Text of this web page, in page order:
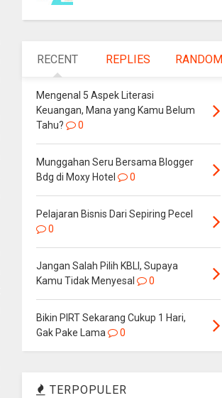
RECENT REPLIES RANDOM
Mengenal 5 Aspek Literasi
Keuangan, Mana yang Kamu Belum
Tahu?
0
Munggahan Seru Bersama Blogger
Bdg di Moxy Hotel
0
Pelajaran Bisnis Dari Sepiring Pecel
0
Jangan Salah Pilih KBLI, Supaya
Kamu Tidak Menyesal
0
Bikin PIRT Sekarang Cukup 1 Hari,
Gak Pake Lama
0
TERPOPULER